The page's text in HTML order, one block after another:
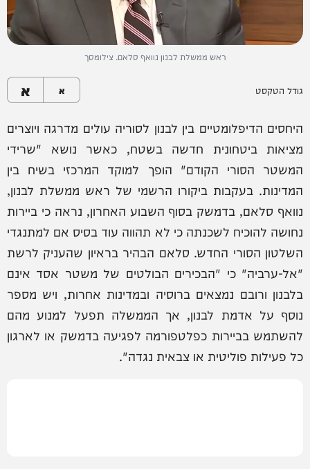
ראש ממשלת לבנון נוואף סלאם. צילומסך
גודל הטקסט א א
היחסים הדיפלומטיים בין לבנון לסוריה עולים מדרגה ויוצרים
מציאות ביטחונית חדשה בשטח, כאשר נושא "שרידי
המשטר הסורי הקודם" הופך למוקד המרכזי בשיח בין
המדינות. בעקבות ביקורו הרשמי של ראש ממשלת לבנון,
נוואף סלאם, בדמשק בסוף השבוע האחרון, נראה כי ביירות
נחושה להוכיח לשכנתה כי לא תהווה עוד בסיס אם למתנגדי
השלטון הסורי החדש. סלאם הבהיר בראיון שהעניק לרשת
"אל-ערביה" כי "הבכירים הבולטים של משטר אסד אינם
בלבנון ורובם נמצאים ברוסיה ובמדינות אחרות, ויש מספר
נוסף על אדמת לבנון, אך הממשלה תפעל למנוע מהם
להשתמש בביירות כפלטפורמה לפגיעה בדמשק או לארגון
כל פעילות פוליטית או צבאית נגדה".